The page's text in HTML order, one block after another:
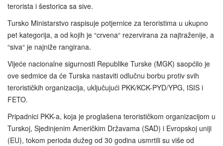
terorista i šestorica sa sive.
Tursko Ministarstvo raspisuje potjernice za teroristima u ukupno
pet kategorija, a od kojih je “crvena“ rezervirana za najtraženije, a
“siva“ je najniže rangirana.
Vijeće nacionalne sigurnosti Republike Turske (MGK) saopćilo je
ove sedmice da će Turska nastaviti odlučnu borbu protiv svih
terorističkih organizacija, uključujući PKK/KCK-PYD/YPG, ISIS i
FETO.
Pripadnici PKK-a, koja je proglašena terorističkom organizacijom u
Turskoj, Sjedinjenim Američkim Državama (SAD) i Evropskoj uniji
(EU), tokom perioda dužeg od 30 godina usmrtili su više od